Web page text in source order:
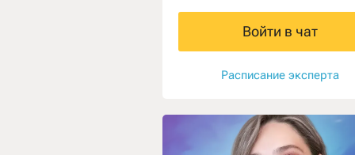
с помощью маятника и
экстрасенсорных данных. Буду
помочь именно вам.
Войти в чат
Расписание эксперта